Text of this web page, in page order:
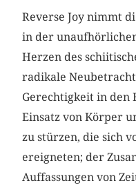
Reverse Joy nimmt
in der
Herzen des
radikale
Gerechtigkeit in den
Einsatz von Körper
zu stürzen, die sich
ereigneten; der
Auffassungen von